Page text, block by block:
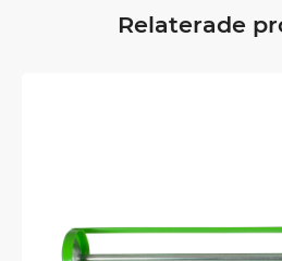
Relaterade